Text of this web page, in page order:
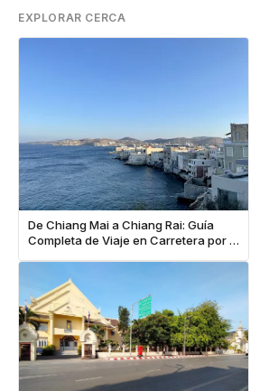
EXPLORAR CERCA
De Chiang Mai a Chiang Rai: Guía
Completa de Viaje en Carretera por el